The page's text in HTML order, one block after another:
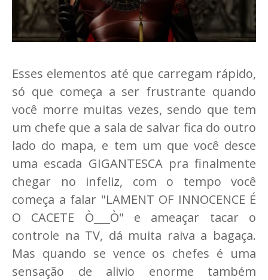
Esses elementos até que carregam rápido,
só que começa a ser frustrante quando
você morre muitas vezes, sendo que tem
um chefe que a sala de salvar fica do outro
lado do mapa, e tem um que você desce
uma escada GIGANTESCA pra finalmente
chegar no infeliz, com o tempo você
começa a falar "LAMENT OF INNOCENCE É
O CACETE Ò___Ò" e ameaçar tacar o
controle na TV, dá muita raiva a bagaça.
Mas quando se vence os chefes é uma
sensação de alivio enorme também